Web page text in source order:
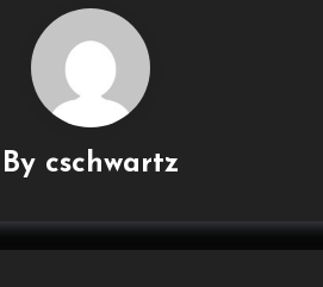
By cschwartz